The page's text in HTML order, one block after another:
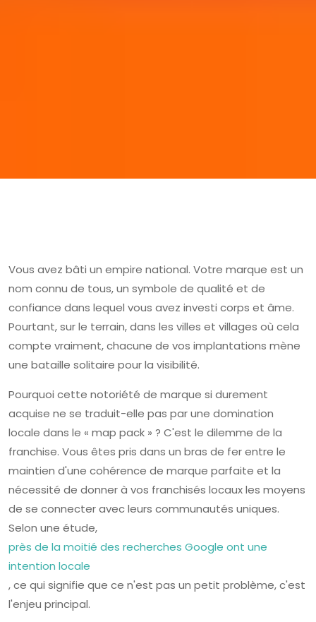
Vous avez bâti un empire national. Votre marque est un
nom connu de tous, un symbole de qualité et de
confiance dans lequel vous avez investi corps et âme.
Pourtant, sur le terrain, dans les villes et villages où cela
compte vraiment, chacune de vos implantations mène
une bataille solitaire pour la visibilité.
Pourquoi cette notoriété de marque si durement
acquise ne se traduit-elle pas par une domination
locale dans le « map pack » ? C'est le dilemme de la
franchise. Vous êtes pris dans un bras de fer entre le
maintien d'une cohérence de marque parfaite et la
nécessité de donner à vos franchisés locaux les moyens
de se connecter avec leurs communautés uniques.
Selon une étude,
près de la moitié des recherches Google ont une
intention locale
, ce qui signifie que ce n'est pas un petit problème, c'est
l'enjeu principal.